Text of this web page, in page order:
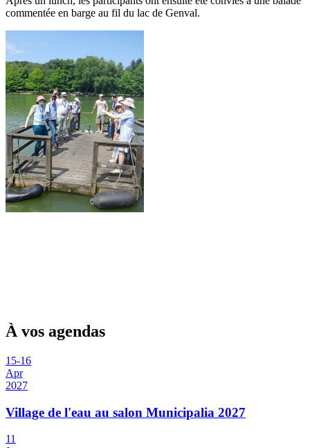
commentée en barge au fil du lac de Genval.
À vos agendas
15-16
Apr
2027
Village de l'eau au salon Municipalia 2027
11